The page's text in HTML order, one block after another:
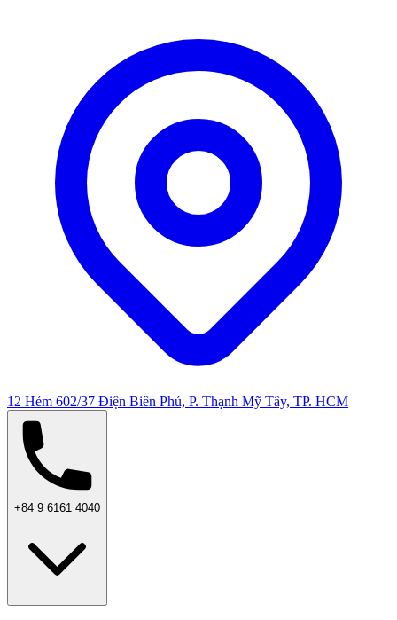
12 Hẻm 602/37 Điện Biên Phủ, P. Thạnh Mỹ Tây, TP. HCM
+84 9 6161 4040